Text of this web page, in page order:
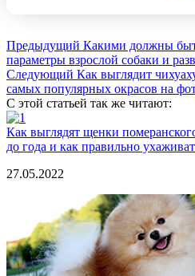
Предыдущий Какими должны
параметры взрослой собаки и
Следующий Как выглядит
самых популярных окрасов на
С этой статьей так же читают:
Как выглядят щенки
до года и как правильно
27.05.2022